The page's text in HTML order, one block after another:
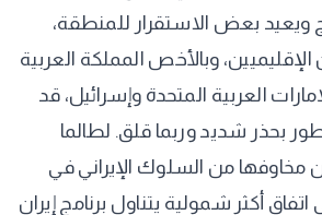
ويعيد بعض الاستقرار للمنطقة،
وبالأخص المملكة العربية
العربية المتحدة وإسرائيل، قد
بحذر شديد وربما قلق. لطالما
من السلوك الإيراني في
أكثر شمولية يتناول برنامج إيران